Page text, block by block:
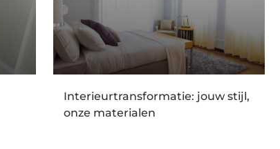
Interieurtransformatie: jouw stijl,
onze materialen